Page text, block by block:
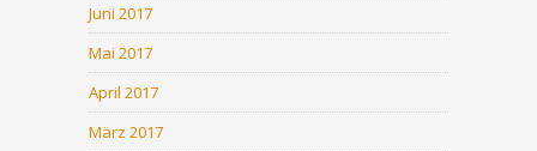
Juni 2017
Mai 2017
April 2017
März 2017